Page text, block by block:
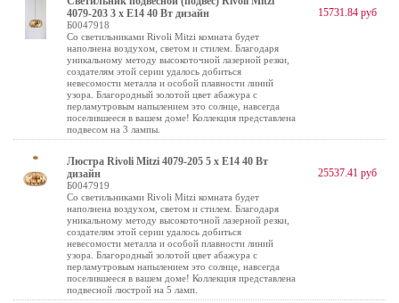
4079-203 3 х Е14 40 Вт дизайн
Б0047918
Со светильниками Rivoli Mitzi комната будет
наполнена воздухом, светом и стилем. Благодаря
уникальному методу высокоточной лазерной резки,
создателям этой серии удалось добиться
невесомости металла и особой плавности линий
узора. Благородный золотой цвет абажура с
перламутровым напылением это солнце, навсегда
поселившееся в вашем доме! Коллекция представлена
подвесом на 3 лампы.
15731.84 руб
Люстра Rivoli Mitzi 4079-205 5 х Е14 40 Вт
дизайн
Б0047919
Со светильниками Rivoli Mitzi комната будет
наполнена воздухом, светом и стилем. Благодаря
уникальному методу высокоточной лазерной резки,
создателям этой серии удалось добиться
невесомости металла и особой плавности линий
узора. Благородный золотой цвет абажура с
перламутровым напылением это солнце, навсегда
поселившееся в вашем доме! Коллекция представлена
подвесной люстрой на 5 ламп.
25537.41 руб